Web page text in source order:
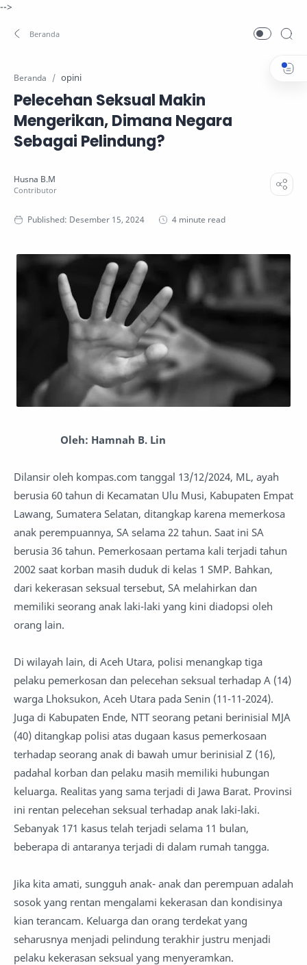
-->
Beranda opini
Pelecehan Seksual Makin
Mengerikan, Dimana Negara
Sebagai Pelindung?
4 minute read
Oleh: Hamnah B. Lin
Dilansir oleh kompas.com tanggal 13/12/2024, ML, ayah
berusia 60 tahun di Kecamatan Ulu Musi, Kabupaten Empat
Lawang, Sumatera Selatan, ditangkap karena memerkosa
anak perempuannya, SA selama 22 tahun. Saat ini SA
berusia 36 tahun. Pemerkosaan pertama kali terjadi tahun
2002 saat korban masih duduk di kelas 1 SMP. Bahkan,
dari kekerasan seksual tersebut, SA melahirkan dan
memiliki seorang anak laki-laki yang kini diadopsi oleh
orang lain.
Di wilayah lain, di Aceh Utara, polisi menangkap tiga
pelaku pemerkosan dan pelecehan seksual terhadap A (14)
warga Lhoksukon, Aceh Utara pada Senin (11-11-2024).
Juga di Kabupaten Ende, NTT seorang petani berinisial MJA
(40) ditangkap polisi atas dugaan kasus pemerkosaan
terhadap seorang anak di bawah umur berinisial Z (16),
padahal korban dan pelaku masih memiliki hubungan
keluarga. Realitas yang sama terjadi di Jawa Barat. Provinsi
ini rentan pelecehan seksual terhadap anak laki-laki.
Sebanyak 171 kasus telah terjadi selama 11 bulan,
beberapa di antaranya terjadi di dalam rumah tangga.
Jika kita amati, sungguh anak- anak dan perempuan adalah
sosok yang rentan mengalami kekerasan dan kondisinya
kian terancam. Keluarga dan orang terdekat yang
seharusnya menjadi pelindung terakhir justru menjadi
pelaku kekerasan seksual yang menyeramkan.